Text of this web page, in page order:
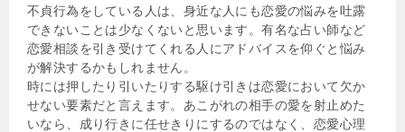
不貞行為をしている人は、身近な人にも恋愛の悩みを吐露
できないことは少なくないと思います。有名な占い師など
恋愛相談を引き受けてくれる人にアドバイスを仰ぐと悩み
が解決するかもしれません。
時には押したり引いたりする駆け引きは恋愛において欠か
せない要素だと言えます。あこがれの相手の愛を射止めた
いなら、成り行きに任せきりにするのではなく、恋愛心理